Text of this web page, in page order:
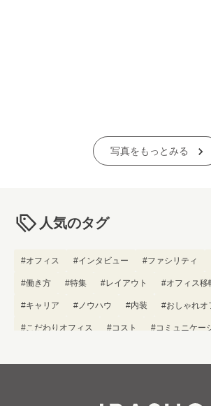
写真をもっとみる
人気のタグ
#オフィス #インタビュー #ファシリティ
#働き方 #特集 #レイアウト #オフィス移
#キャリア #ノウハウ #内装 #おしゃれオ
#こだわりオフィス #コスト #コミュニケー